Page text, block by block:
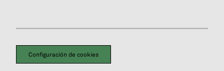
Configuración de cookies